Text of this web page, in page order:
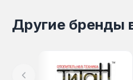
Другие бренды